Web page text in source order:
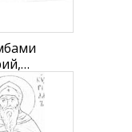
в